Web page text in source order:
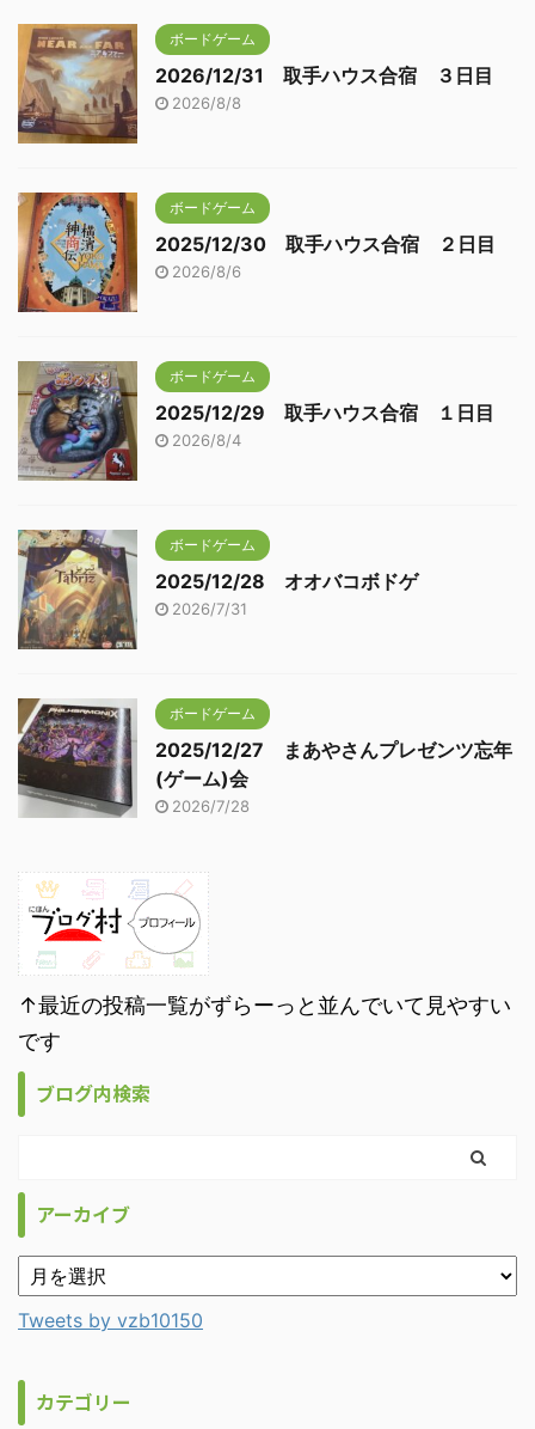
ボードゲーム
2026/12/31 取手ハウス合宿 ３日目
2026/8/8
ボードゲーム
2025/12/30 取手ハウス合宿 ２日目
2026/8/6
ボードゲーム
2025/12/29 取手ハウス合宿 １日目
2026/8/4
ボードゲーム
2025/12/28 オオバコボドゲ
2026/7/31
ボードゲーム
2025/12/27 まあやさんプレゼンツ忘年
(ゲーム)会
2026/7/28
↑最近の投稿一覧がずらーっと並んでいて見やすい
です
ブログ内検索
アーカイブ
Tweets by vzb10150
カテゴリー